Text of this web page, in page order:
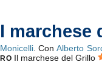
marchese
. ConAlberto
RO Il marchese del Grillo